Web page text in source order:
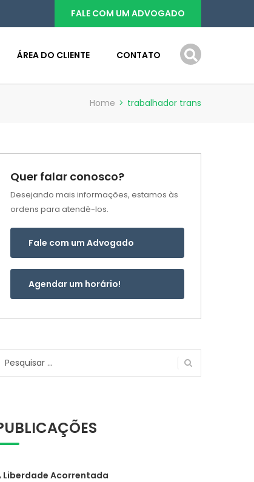
FALE COM UM ADVOGADO
ÁREA DO CLIENTE CONTATO
Home > trabalhador trans
Quer falar conosco?
Desejando mais informações, estamos às
ordens para atendê-los.
Fale com um Advogado
Agendar um horário!
Pesquisar
Liberdade Acorrentada